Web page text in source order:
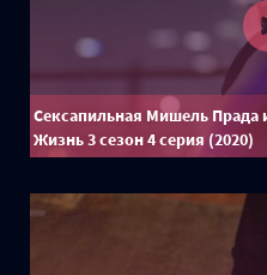
Сексапильная Мишель Прада
Жизнь 3 сезон 4 серия (2020)